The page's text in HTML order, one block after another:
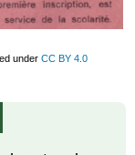
under CC BY 4.0